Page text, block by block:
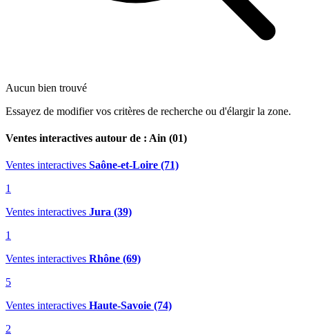
Aucun bien trouvé
Essayez de modifier vos critères de recherche ou d'élargir la zone.
Ventes interactives autour de : Ain (01)
Ventes interactives Saône-et-Loire (71)
1
Ventes interactives Jura (39)
1
Ventes interactives Rhône (69)
5
Ventes interactives Haute-Savoie (74)
2